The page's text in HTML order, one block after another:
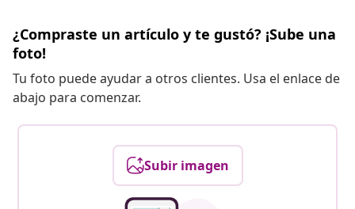
¿Compraste un artículo y te gustó? ¡Sube una
foto!
Tu foto puede ayudar a otros clientes. Usa el enlace de
abajo para comenzar.
Subir imagen